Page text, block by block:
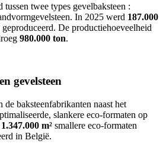
tussen twee types gevelbaksteen :
In 2025 werd 187.000
geproduceerd. De productiehoeveelheid
980.000 ton.
gevelsteen
de baksteenfabrikanten naast het
slankere eco-formaten op
1.347.000 m² smallere eco-formaten
in België.